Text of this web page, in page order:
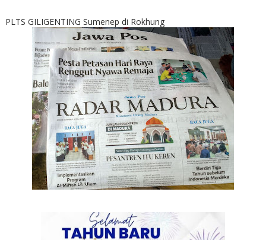
PLTS GILIGENTING Sumenep di Rokhung